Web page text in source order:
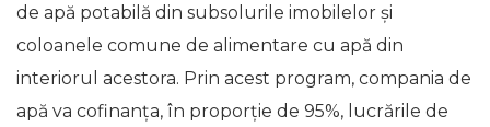
de apă potabilă din subsolurile imobilelor și
coloanele comune de alimentare cu apă din
interiorul acestora. Prin acest program, compania de
apă va cofinanța, în proporție de 95%, lucrările de